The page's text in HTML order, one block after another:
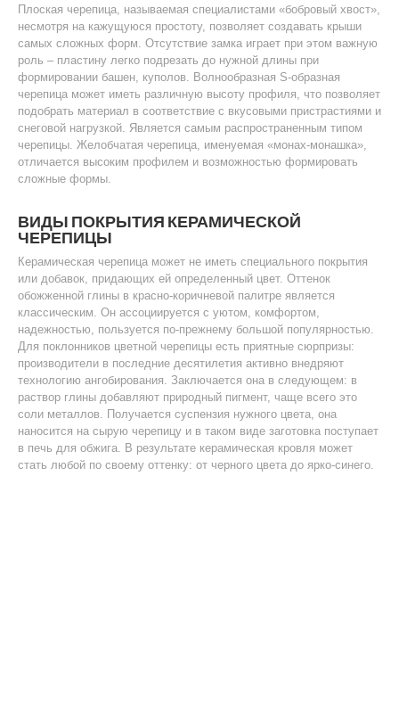
Плоская черепица, называемая специалистами «бобровый хвост»,
несмотря на кажущуюся простоту, позволяет создавать крыши
самых сложных форм. Отсутствие замка играет при этом важную
роль – пластину легко подрезать до нужной длины при
формировании башен, куполов. Волнообразная S-образная
черепица может иметь различную высоту профиля, что позволяет
подобрать материал в соответствие с вкусовыми пристрастиями и
снеговой нагрузкой. Является самым распространенным типом
черепицы. Желобчатая черепица, именуемая «монах-монашка»,
отличается высоким профилем и возможностью формировать
сложные формы.
ВИДЫ ПОКРЫТИЯ КЕРАМИЧЕСКОЙ
ЧЕРЕПИЦЫ
Керамическая черепица может не иметь специального покрытия
или добавок, придающих ей определенный цвет. Оттенок
обожженной глины в красно-коричневой палитре является
классическим. Он ассоциируется с уютом, комфортом,
надежностью, пользуется по-прежнему большой популярностью.
Для поклонников цветной черепицы есть приятные сюрпризы:
производители в последние десятилетия активно внедряют
технологию ангобирования. Заключается она в следующем: в
раствор глины добавляют природный пигмент, чаще всего это
соли металлов. Получается суспензия нужного цвета, она
наносится на сырую черепицу и в таком виде заготовка поступает
в печь для обжига. В результате керамическая кровля может
стать любой по своему оттенку: от черного цвета до ярко-синего.